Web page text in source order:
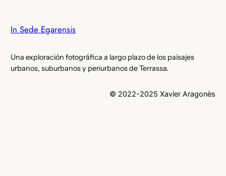
In Sede Egarensis
Una exploración fotográfica a largo plazo de los paisajes
urbanos, suburbanos y periurbanos de Terrassa.
© 2022-2025 Xavier Aragonès